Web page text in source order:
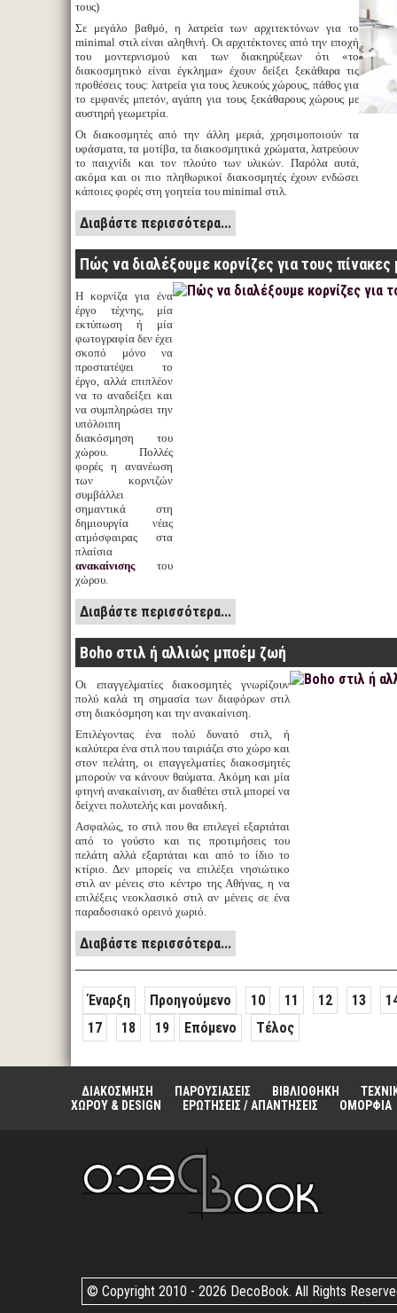
τους)
Σε μεγάλο βαθμό, η λατρεία των αρχιτεκτόνων για το
minimal στιλ είναι αληθινή. Οι αρχιτέκτονες από την εποχή
του μοντερνισμού και των διακηρύξεων ότι «το
διακοσμητικό είναι έγκλημα» έχουν δείξει ξεκάθαρα τις
προθέσεις τους: λατρεία για τους λευκούς χώρους, πάθος για
το εμφανές μπετόν, αγάπη για τους ξεκάθαρους χώρους με
αυστηρή γεωμετρία.
Οι διακοσμητές από την άλλη μεριά, χρησιμοποιούν τα
υφάσματα, τα μοτίβα, τα διακοσμητικά χρώματα, λατρεύουν
το παιχνίδι και τον πλούτο των υλικών. Παρόλα αυτά,
ακόμα και οι πιο πληθωρικοί διακοσμητές έχουν ενδώσει
κάποιες φορές στη γοητεία του minimal στιλ.
Διαβάστε περισσότερα...
Πώς να διαλέξουμε κορνίζες για τους πίνακες
Η κορνίζα για ένα
έργο τέχνης, μία
εκτύπωση ή μία
φωτογραφία δεν έχει
σκοπό μόνο να
προστατέψει το
έργο, αλλά επιπλέον
να το αναδείξει και
να συμπληρώσει την
υπόλοιπη
διακόσμηση του
χώρου. Πολλές
φορές η ανανέωση
των κορνιζών
συμβάλλει
σημαντικά στη
δημιουργία νέας
ατμόσφαιρας στα
πλαίσια
ανακαίνισηςτου
χώρου.
Διαβάστε περισσότερα...
Boho στιλ ή αλλιώς μποέμ ζωή
Οι επαγγελματίες διακοσμητές γνωρίζουν
πολύ καλά τη σημασία των διαφόρων στιλ
στη διακόσμηση και την ανακαίνιση.
Επιλέγοντας ένα πολύ δυνατό στιλ, ή
καλύτερα ένα στιλ που ταιριάζει στο χώρο και
στον πελάτη, οι επαγγελματίες διακοσμητές
μπορούν να κάνουν θαύματα. Ακόμη και μία
φτηνή ανακαίνιση, αν διαθέτει στιλ μπορεί να
δείχνει πολυτελής και μοναδική.
Ασφαλώς, το στιλ που θα επιλεγεί εξαρτάται
από το γούστο και τις προτιμήσεις του
πελάτη αλλά εξαρτάται και από το ίδιο το
κτίριο. Δεν μπορείς να επιλέξει νησιώτικο
στιλ αν μένεις στο κέντρο της Αθήνας, η να
επιλέξεις νεοκλασικό στιλ αν μένεις σε ένα
παραδοσιακό ορεινό χωριό.
Διαβάστε περισσότερα...
Έναρξη Προηγούμενο 10 11 12 13
17
18 19 Επόμενο Τέλος
ΔΙΑΚΟΣΜΗΣΗ ΠΑΡΟΥΣΙΑΣΕΙΣ ΒΙΒΛΙΟΘΗΚΗ
ΧΩΡΟΥ & DESIGN
ΕΡΩΤΗΣΕΙΣ / ΑΠΑΝΤΗΣΕΙΣ ΟΜΟΡΦΙΑ
© Copyright 2010 - 2026 DecoBook. All Rights